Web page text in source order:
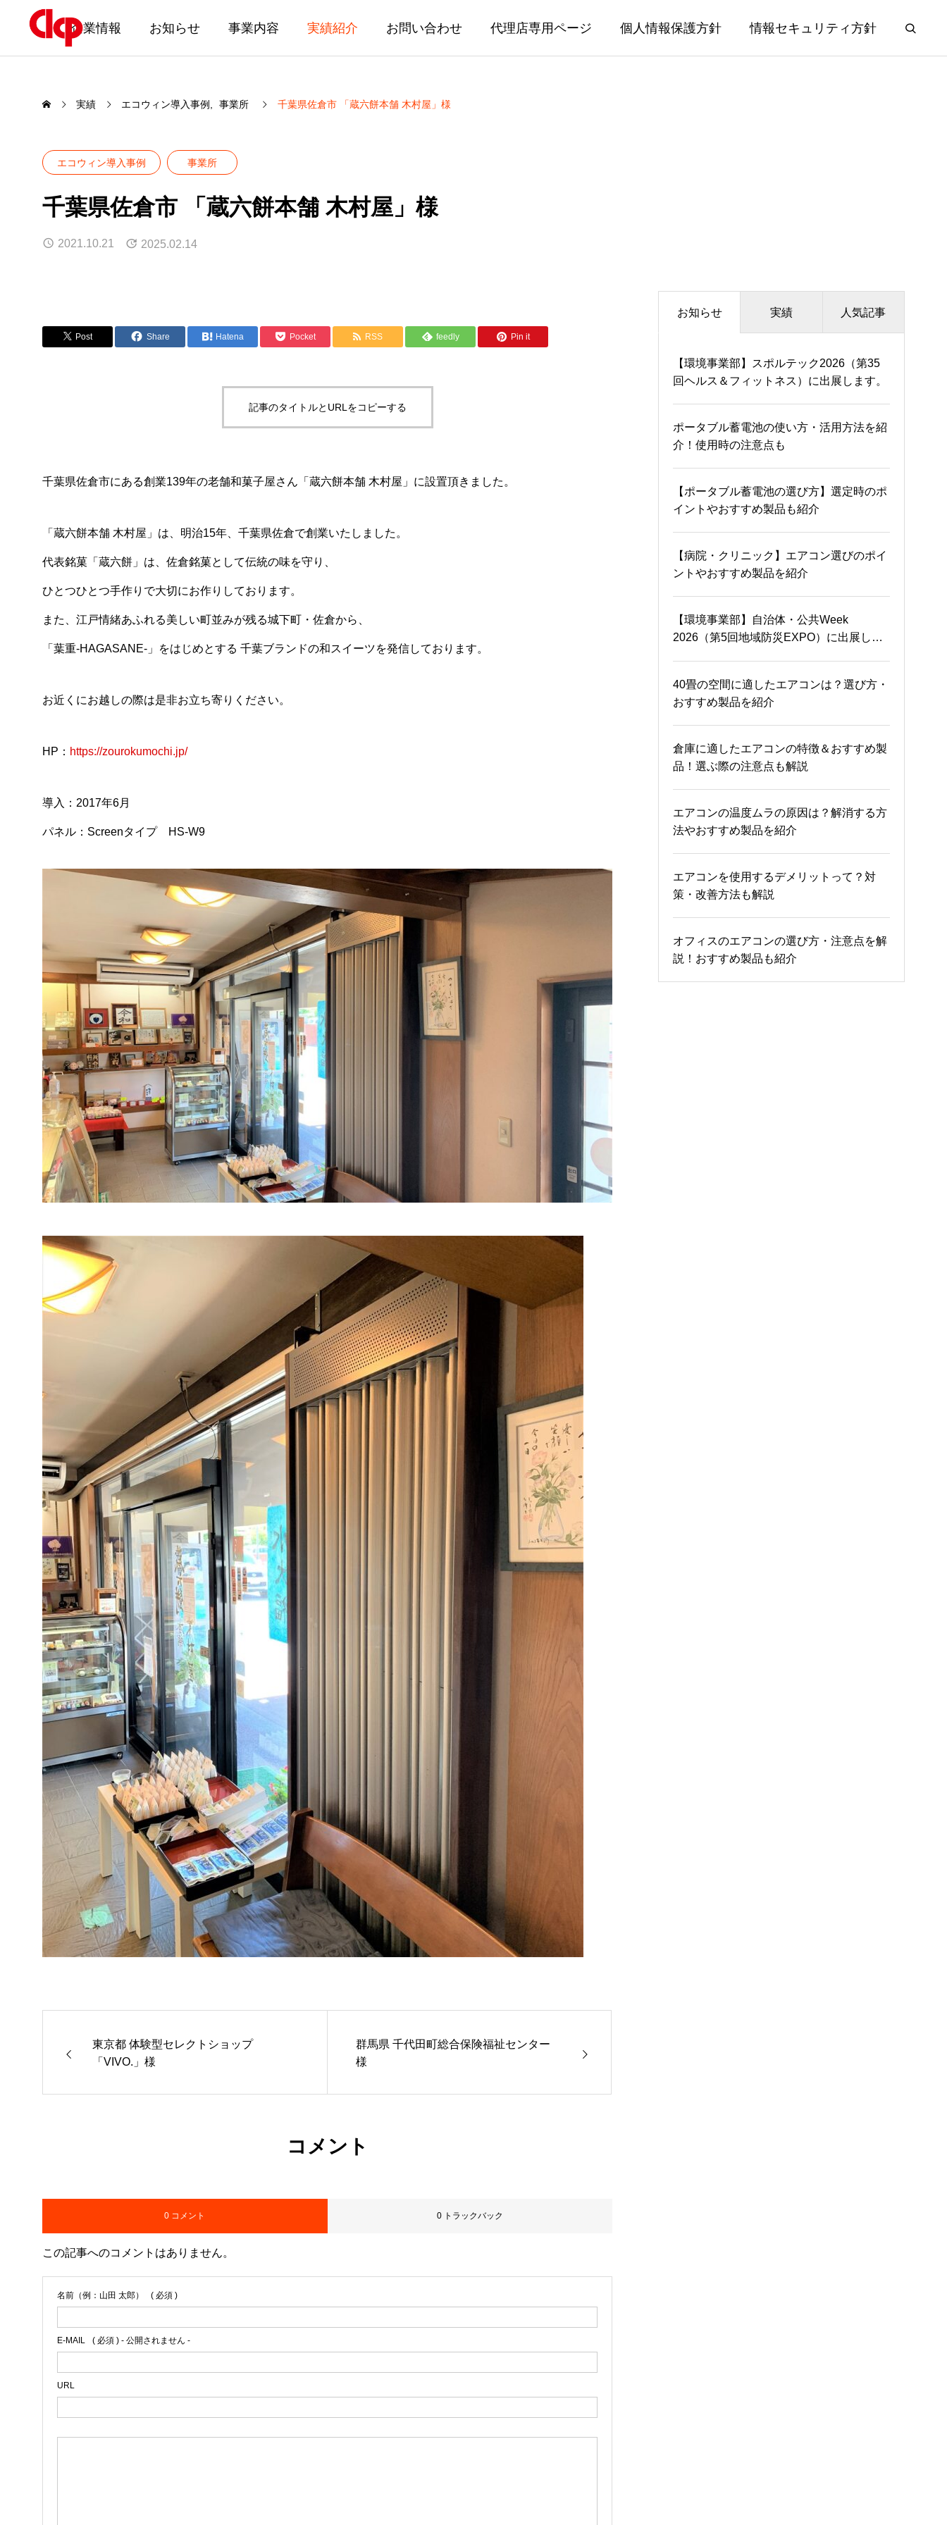
企業情報 お知らせ 事業内容 実績紹介 お問い合わせ 代理店専用ページ 個人情報保護方針 情報セキュリティ方針
実績 エコウィン導入事例 事業所 千葉県佐倉市 「蔵六餅本舗 木村屋」様
エコウィン導入事例 事業所
千葉県佐倉市 「蔵六餅本舗 木村屋」様
2021.10.21 2025.02.14
Post Share Hatena Pocket RSS feedly Pin it
記事のタイトルとURLをコピーする
千葉県佐倉市にある創業139年の老舗和菓子屋さん「蔵六餅本舗 木村屋」に設置頂きました。
「蔵六餅本舗 木村屋」は、明治15年、千葉県佐倉で創業いたしました。
代表銘菓「蔵六餅」は、佐倉銘菓として伝統の味を守り、
ひとつひとつ手作りで大切にお作りしております。
また、江戸情緒あふれる美しい町並みが残る城下町・佐倉から、
「葉重-HAGASANE-」をはじめとする 千葉ブランドの和スイーツを発信しております。
お近くにお越しの際は是非お立ち寄りください。
HP： https://zourokumochi.jp/
導入：2017年6月
パネル：Screenタイプ HS-W9
東京都 体験型セレクトショップ
「VIVO.」様
群馬県 千代田町総合保険福祉センター
様
コメント
0 コメント 0 トラックバック
この記事へのコメントはありません。
名前（例：山田 太郎） ( 必須 )
E-MAIL ( 必須 ) - 公開されません -
URL
お知らせ 実績 人気記事
【環境事業部】スポルテック2026（第35
回ヘルス＆フィットネス）に出展します。
ポータブル蓄電池の使い方・活用方法を紹
介！使用時の注意点も
【ポータブル蓄電池の選び方】選定時のポ
イントやおすすめ製品も紹介
【病院・クリニック】エアコン選びのポイ
ントやおすすめ製品を紹介
【環境事業部】自治体・公共Week
2026（第5回地域防災EXPO）に出展しま
40畳の空間に適したエアコンは？選び方・
おすすめ製品を紹介
倉庫に適したエアコンの特徴＆おすすめ製
品！選ぶ際の注意点も解説
エアコンの温度ムラの原因は？解消する方
法やおすすめ製品を紹介
エアコンを使用するデメリットって？対
策・改善方法も解説
オフィスのエアコンの選び方・注意点を解
説！おすすめ製品も紹介
福島県会津若松市「会津
三菱自動車販売株式会
社」様
佐賀県「武雄市民体育
館」様
等学校」様
千葉県「社会福祉法人あ
かね福祉会 ふたば保育
園」様
設置事例
高知県田野町「幼保連携
型認定こども園」様
佐賀県「鳥栖市民体育
館」様
佐賀県「佐野常民と三重
福島県白河市大沼行政セ
ンター「サンフレッシュ
エアコンが原因で風邪をひく！？対策やお
すすめ製品を紹介
体育館の熱中症対策を徹底解説！効果的な
暑さ対策を紹介
40畳の空間に適したエアコンは？選び方・
おすすめ製品を紹介
エアコンの温度ムラの原因は？解消する方
法やおすすめ製品を紹介
エコウィン（ecowin）の仕組みって？メリ
ットや留意点を解説
学校のエアコン設置率は？教室・体育館に
適した設備やおすすめシステムを紹介
体育館のエアコンにおすすめ！輻射式冷暖
房システムの特徴と導入事例
エアコンを使用するデメリットって？対
策・改善方法も解説
保育園における熱中症対策！予防法・適切
な対応やおすすめ製品を紹介
トレーニングルーム・ジムのエアコン選び
のポイントやおすすめ設備を紹介